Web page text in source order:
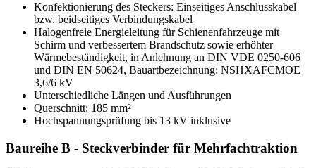
Konfektionierung des Steckers: Einseitiges Anschlusskabel
bzw. beidseitiges Verbindungskabel
Halogenfreie Energieleitung für Schienenfahrzeuge mit
Schirm und verbessertem Brandschutz sowie erhöhter
Wärmebeständigkeit, in Anlehnung an DIN VDE 0250-606
und DIN EN 50624, Bauartbezeichnung: NSHXAFCMOE
3,6/6 kV
Unterschiedliche Längen und Ausführungen
Querschnitt: 185 mm²
Hochspannungsprüfung bis 13 kV inklusive
Baureihe B - Steckverbinder für Mehrfachtraktion